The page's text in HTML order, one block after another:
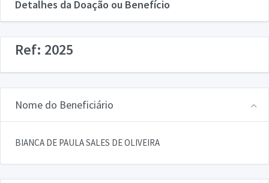
Detalhes da Doação ou Benefício
Ref: 2025
Nome do Beneficiário
BIANCA DE PAULA SALES DE OLIVEIRA